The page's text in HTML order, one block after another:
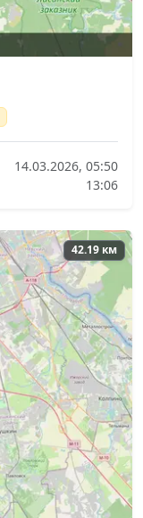
14.03.2026, 05:50
13:06
42.19 км